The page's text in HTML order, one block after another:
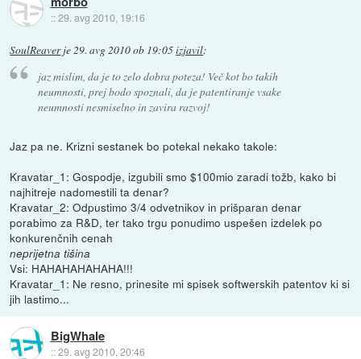
::29. avg 2010, 19:16
SoulReaverje29. avg 2010 ob 19:05izjavil:
jaz mislim, da je to zelo dobra poteza! Več kot bo takih
neumnosti, prej bodo spoznali, da je patentiranje vsake
neumnosti nesmiselno in zavira razvoj!
Jaz pa ne. Krizni sestanek bo potekal nekako takole:
Kravatar_1: Gospodje, izgubili smo $100mio zaradi tožb, kako bi
najhitreje nadomestili ta denar?
Kravatar_2: Odpustimo 3/4 odvetnikov in prišparan denar
porabimo za R&D, ter tako trgu ponudimo uspešen izdelek po
konkurenčnih cenah
neprijetna tišina
Vsi: HAHAHAHAHAHA!!!
Kravatar_1: Ne resno, prinesite mi spisek softwerskih patentov ki si
jih lastimo...
BigWhale
::29. avg 2010, 20:46